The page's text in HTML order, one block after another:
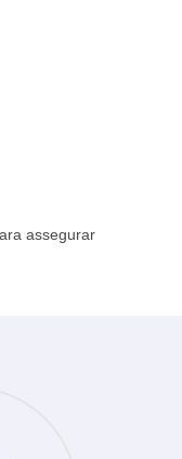
assegurar